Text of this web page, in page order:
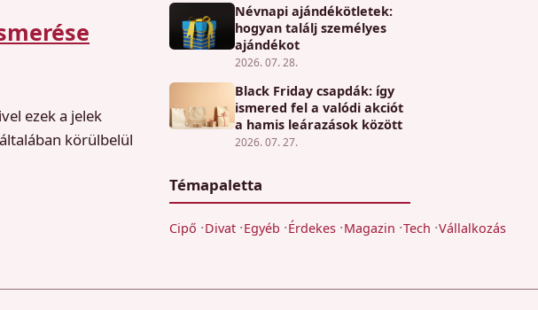
ezek a jelek
körülbelül
Névnapi ajándékötletek:
hogyan találj személyes
ajándékot
2026. 07. 28.
Black Friday csapdák: így
ismered fel a valódi akciót
a hamis leárazások között
2026. 07. 27.
Témapaletta
Cipő Divat Egyéb Érdekes Magazin Tech Vállalkozás